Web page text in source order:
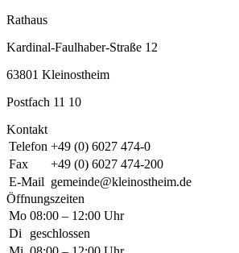
Rathaus
Kardinal-Faulhaber-Straße 12
63801 Kleinostheim
Postfach 11 10
Kontakt
Telefon +49 (0) 6027 474-0
Fax
+49 (0) 6027 474-200
E-Mail gemeinde@kleinostheim.de
Öffnungszeiten
Mo 08:00 – 12:00 Uhr
Di
geschlossen